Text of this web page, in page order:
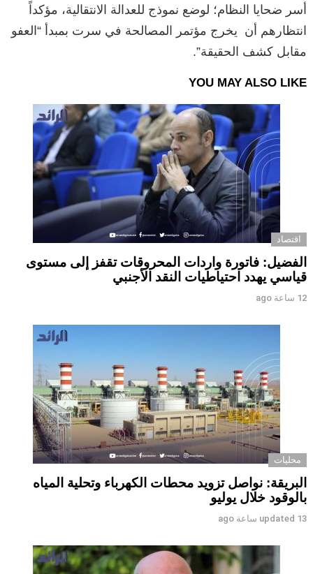
أسر ضحايا النظام؛ لوضع نموذج للعدالة الانتقالية، مؤكداً
انتظارهم أن يخرج مؤتمر المصالحة في سرت بمبدأ “العفو
مقابل كشف الحقيقة”.
YOU MAY ALSO LIKE
اقتصاد
الفضيل: فاتورة واردات المحروقات تقفز إلى مستوى
قياسي يهدد احتياطيات النقد الأجنبي
12 ساعة ago
محليات
البريقة: نواصل تزويد محطات الكهرباء وتحلية المياه
بالوقود خلال يوليو
updated 13 ساعة ago